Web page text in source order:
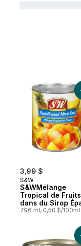
3,99 $
S&W
S&WMélange
Tropical de Fruits
dans du Sirop
796 ml
796 ml, 0,50 $/100ml